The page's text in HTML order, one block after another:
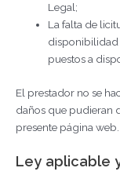
Legal;
La falta de
disponibilidad
puestos a
El prestador no se
daños que pudieran
presente página web.
Ley aplicable